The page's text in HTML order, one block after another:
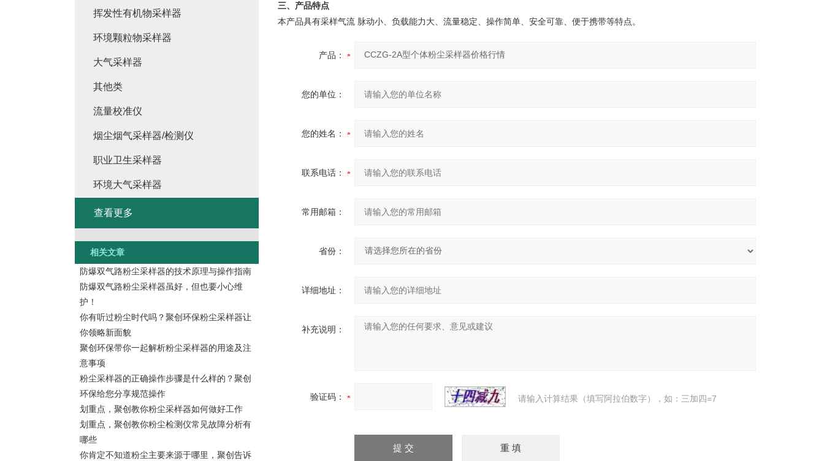
三、产品特点
本产品具有采样气流 脉动小、负载能力大、流量稳定、操作简单、安全可靠、便于携带等特点。
产品：
您的单位：
您的姓名：
联系电话：
常用邮箱：
省份：
详细地址：
补充说明：
验证码： 请输入计算结果（填写阿拉伯数字），如：三加四=7
挥发性有机物采样器
环境颗粒物采样器
大气采样器
其他类
流量校准仪
烟尘烟气采样器/检测仪
职业卫生采样器
环境大气采样器
查看更多
相关文章
防爆双气路粉尘采样器的技术原理与操作指南
防爆双气路粉尘采样器虽好，但也要小心维
护！
你有听过粉尘时代吗？聚创环保粉尘采样器让
你领略新面貌
聚创环保带你一起解析粉尘采样器的用途及注
意事项
粉尘采样器的正确操作步骤是什么样的？聚创
环保给您分享规范操作
划重点，聚创教你粉尘采样器如何做好工作
划重点，聚创教你粉尘检测仪常见故障分析有
哪些
你肯定不知道粉尘主要来源于哪里，聚创告诉